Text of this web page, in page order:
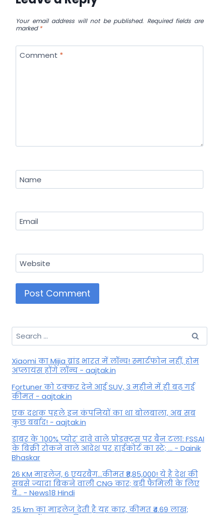
Your email address will not be published. Required fields are
marked*
Comment *
Name
Email
Website
Search
for:
Xiaomi का Mijia ब्रांड भारत में लॉन्च! स्मार्टफोन नहीं, होम
अप्लायंस होंगे लॉन्च - aajtak.in
Fortuner को टक्कर देने आई SUV, 3 महीने में ही बढ़ गई
कीमत - aajtak.in
एक दशक पहले इन कंपनियों का था बोलबाला, अब सब
कुछ बर्बाद! - aajtak.in
डाबर के '100% प्योर' दावे वाले प्रोडक्ट्स पर बैन टला: FSSAI
के बिक्री रोकने वाले आदेश पर हाईकोर्ट का स्टे; ... - Dainik
Bhaskar
26 KM माइलेज, 6 एयरबैग...कीमत ₹8,85,000! ये है देश की
सबसे ज्यादा बिकने वाली CNG कार; बड़ी फैमिली के लिए
बे... - News18 Hindi
35 km का माइलेज देती है यह कार, कीमत ₹4.69 लाख;